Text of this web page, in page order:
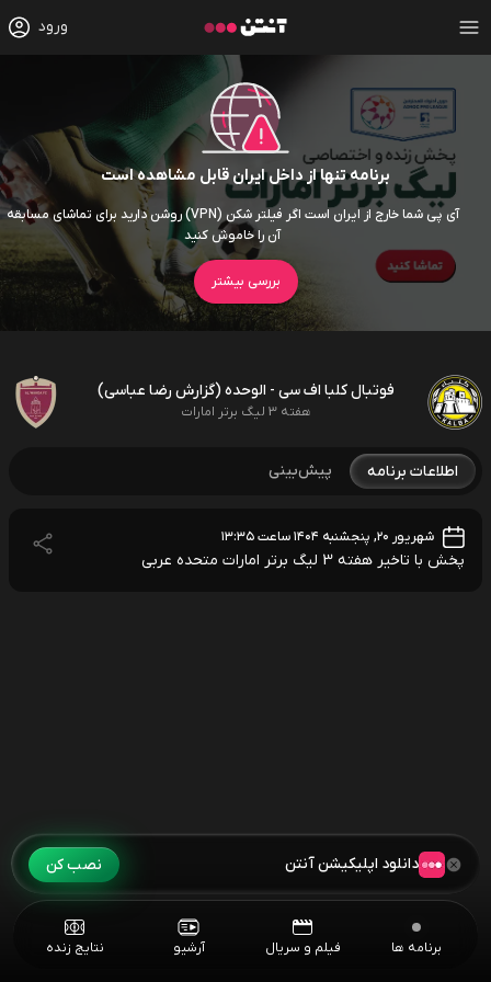
ورود
برنامه تنها از داخل ایران قابل مشاهده است
آی پی شما خارج از ایران است اگر فیلتر شکن (VPN) روشن دارید برای تماشای مسابقه
آن را خاموش کنید
بررسی بیشتر
فوتبال کلبا اف سی - الوحده (گزارش رضا عباسی)
هفته 3 لیگ برتر امارات
اطلاعات برنامه پیش‌بینی
شهریور ۲۰, پنجشنبه ۱۴۰۴ ساعت ۱۳:۳۵
پخش با تاخیر هفته 3 لیگ برتر امارات متحده عربی
برنامه ها فیلم و سریال آرشیو نتایج زنده
دانلود اپلیکیشن آنتن نصب کن